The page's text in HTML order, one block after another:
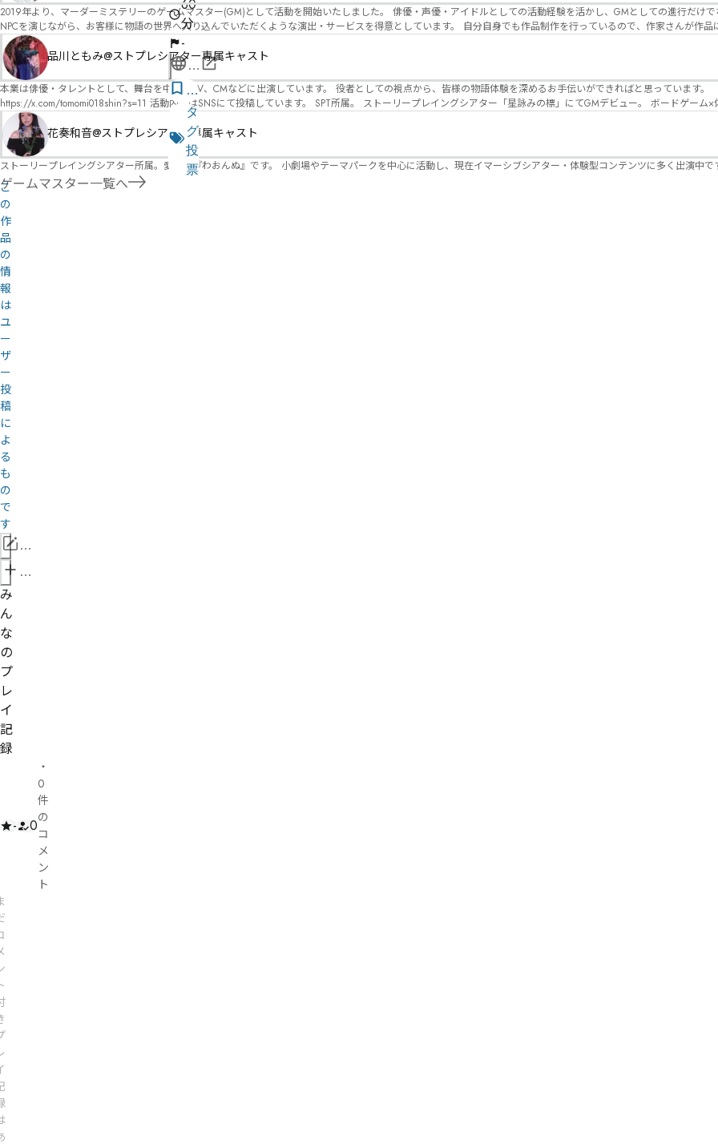
60
分
-
公
式
ペ
ー
ジ
気
に
な
る
リ
タ
グ
投
票
こ
の
作
品
の
情
報
は
ユ
ー
ザ
ー
投
稿
に
よ
る
も
の
で
す
情
管
み
ん
な
の
プ
レ
イ
記
録
- 0
・
0
件
の
コ
メ
ン
ト
2019年より、マーダーミステリーのゲームマスター(GM)として活動を開始いたしました。 俳優・声優・アイドルとしての活動経験を活かし、GMとしての進行だけでなく、作品内の
NPCを演じながら、お客様に物語の世界へ入り込んでいただくような演出・サービスを得意としています。 自分自身でも作品制作を行っているので、作家さんが作品に込めた想いや意
図を大切にしながら、その作品の魅力をお客様に届けられるような公演を心がけています。 参加してくださる皆様がどんなエンディングを迎えるのか、どんな物語が生まれるのかを想
像しながら、公演を進めていく時間が本当に大好きです！ 対応可能作品は、オフライン（対面）作品のみとなります。 得意分野をひとつ挙げるなら恋愛もの（恋愛要素を含むシナリ
オ）ですが、ファンタジー、デスゲーム、青春ものなど、ジャンルを問わず幅広く対応可能です！お任せください！ 《所属団体・店舗》 ★ Lanbelysma -ランビリズマ- (代表・制作・
GM) ★ ストーリープレイングシアター (GM) ★ フィネガンズ ウェイク (GM)
品川ともみ@ストプレシアター専属キャスト
本業は俳優・タレントとして、舞台を中心にTV、CMなどに出演しています。 役者としての視点から、皆様の物語体験を深めるお手伝いができればと思っています。
https://x.com/tomomi018shin?s=11 活動内容はSNSにて投稿しています。 SPT所属。 ストーリープレイングシアター「星詠みの標」にてGMデビュー。 ボードゲーム×体感型演劇 イマ
ーシブカフェ「コアクト」(不定期開催)出演中。
花奏和音@ストプレシアター専属キャスト
ストーリープレイングシアター所属。愛称は『わおんぬ』です。 小劇場やテーマパークを中心に活動し、現在イマーシブシアター・体験型コンテンツに多く出演中で
ゲームマスター一覧へ